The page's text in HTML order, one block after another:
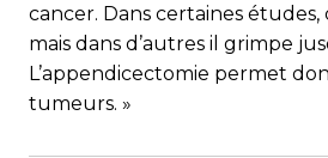
cancer. Dans certaines études,
mais dans d’autres il grimpe
L’appendicectomie permet
tumeurs. »